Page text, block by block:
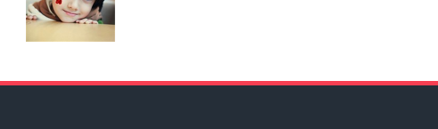
苑欣莹